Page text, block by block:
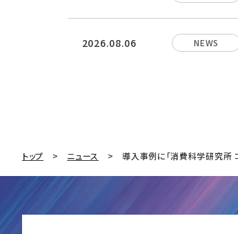
2026.08.06 NEWS
トップ ニュース 導入事例に「消費科学研究所